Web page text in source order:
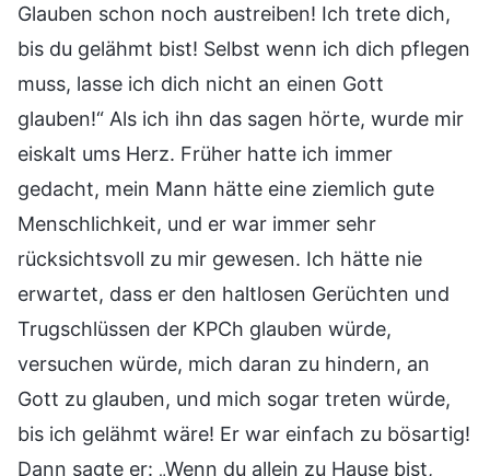
Glauben schon noch austreiben! Ich trete dich,
bis du gelähmt bist! Selbst wenn ich dich pflegen
muss, lasse ich dich nicht an einen Gott
glauben!“ Als ich ihn das sagen hörte, wurde mir
eiskalt ums Herz. Früher hatte ich immer
gedacht, mein Mann hätte eine ziemlich gute
Menschlichkeit, und er war immer sehr
rücksichtsvoll zu mir gewesen. Ich hätte nie
erwartet, dass er den haltlosen Gerüchten und
Trugschlüssen der KPCh glauben würde,
versuchen würde, mich daran zu hindern, an
Gott zu glauben, und mich sogar treten würde,
bis ich gelähmt wäre! Er war einfach zu bösartig!
Dann sagte er: „Wenn du allein zu Hause bist,